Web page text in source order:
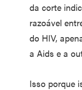
da corte
razoável
do HIV,
a Aids e a
Isso porque